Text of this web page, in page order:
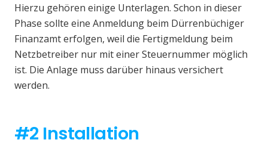
Hierzu gehören einige Unterlagen. Schon in dieser
Phase sollte eine Anmeldung beim Dürrenbüchiger
Finanzamt erfolgen, weil die Fertigmeldung beim
Netzbetreiber nur mit einer Steuernummer möglich
ist. Die Anlage muss darüber hinaus versichert
werden.
#2 Installation